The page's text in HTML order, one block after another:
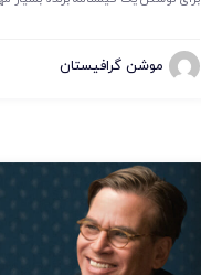
موشن گرافیستان